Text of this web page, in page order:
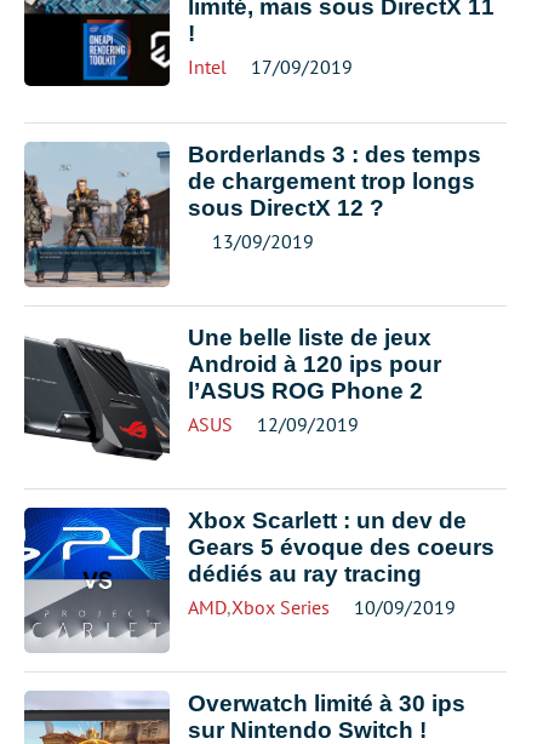
limité, mais sous DirectX 11
!
Intel 17/09/2019
Borderlands 3 : des temps
de chargement trop longs
sous DirectX 12 ?
13/09/2019
Une belle liste de jeux
Android à 120 ips pour
l’ASUS ROG Phone 2
ASUS 12/09/2019
Xbox Scarlett : un dev de
Gears 5 évoque des coeurs
dédiés au ray tracing
AMD,Xbox Series 10/09/2019
Overwatch limité à 30 ips
sur Nintendo Switch !